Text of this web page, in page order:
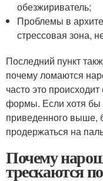
обезжириватель;
Проблемы в
стрессовая зона,
Последний пункт
почему ломаются
часто это
формы. Если хотя бы
приведенного выше,
продержаться на
Почему
трескаются